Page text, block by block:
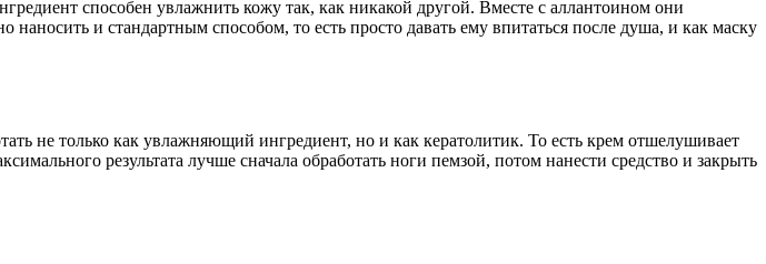
способен увлажнить кожу так, как никакой другой. Вместе с аллантоином они
и стандартным способом, то есть просто давать ему впитаться после душа, и как маску
не только как увлажняющий ингредиент, но и как кератолитик. То есть крем отшелушивает
результата лучше сначала обработать ноги пемзой, потом нанести средство и закрыть